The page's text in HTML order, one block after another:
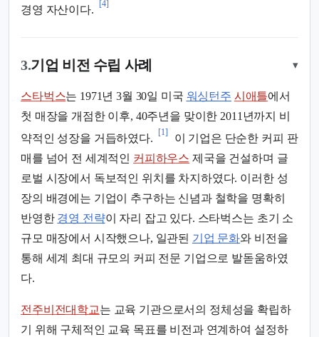
경영 자산이다.
[4]
3.기업 비전 수립 사례 ▾
스타벅스는 1971년 3월 30일 미국 워싱턴주 시애틀에서
첫 매장을 개점한 이후, 40주년을 맞이한 2011년까지 비
약적인 성장을 거듭하였다.
[1]
이 기업은 단순한 커피 판
매를 넘어 전 세계적인 커피하우스 제국을 건설하며 글
로벌 시장에서 독보적인 위치를 차지하였다. 이러한 성
장의 배경에는 기업이 추구하는 신념과 철학을 명확히
반영한 경영 전략이 자리 잡고 있다. 스타벅스는 초기 소
규모 매장에서 시작했으나, 일관된 기업 문화와 비전을
통해 세계 최대 규모의 커피 전문 기업으로 발돋움하였
다.
전주비전대학교는 교육 기관으로서의 정체성을 확립하
기 위해 구체적인 교육 목표를 비전과 연계하여 설정하